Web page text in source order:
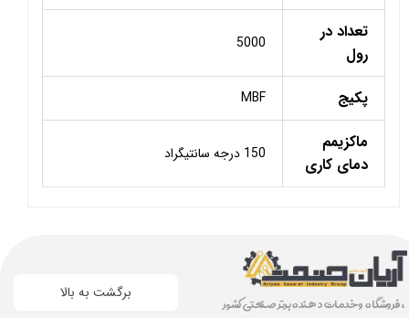
تعداد در
رول
5000
پکیج MBF
ماکزیمم
دمای کاری
150 درجه سانتیگراد
برگشت به بالا ، فروشگاه و خدمات دهنده برتر صنعتی کشور